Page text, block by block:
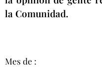
la Comunidad.
Mes de :